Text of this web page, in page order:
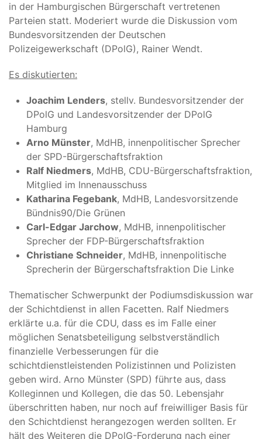
in der Hamburgischen Bürgerschaft vertretenen
Parteien statt. Moderiert wurde die Diskussion vom
Bundesvorsitzenden der Deutschen
Polizeigewerkschaft (DPolG), Rainer Wendt.
Es diskutierten:
Joachim Lenders, stellv. Bundesvorsitzender der
DPolG und Landesvorsitzender der DPolG
Hamburg
Arno Münster, MdHB, innenpolitischer Sprecher
der SPD-Bürgerschaftsfraktion
Ralf Niedmers, MdHB, CDU-Bürgerschaftsfraktion,
Mitglied im Innenausschuss
Katharina Fegebank, MdHB, Landesvorsitzende
Bündnis90/Die Grünen
Carl-Edgar Jarchow, MdHB, innenpolitischer
Sprecher der FDP-Bürgerschaftsfraktion
Christiane Schneider, MdHB, innenpolitische
Sprecherin der Bürgerschaftsfraktion Die Linke
Thematischer Schwerpunkt der Podiumsdiskussion war
der Schichtdienst in allen Facetten. Ralf Niedmers
erklärte u.a. für die CDU, dass es im Falle einer
möglichen Senatsbeteiligung selbstverständlich
finanzielle Verbesserungen für die
schichtdienstleistenden Polizistinnen und Polizisten
geben wird. Arno Münster (SPD) führte aus, dass
Kolleginnen und Kollegen, die das 50. Lebensjahr
überschritten haben, nur noch auf freiwilliger Basis für
den Schichtdienst herangezogen werden sollten. Er
hält des Weiteren die DPolG-Forderung nach einer